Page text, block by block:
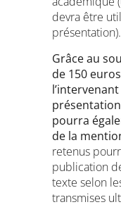
devra être
présentation).
Grâce au
de 150
pourra
de la
retenus
publication
texte selon
transmises